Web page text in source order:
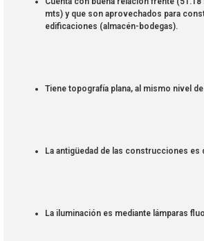
mts) y que son aprovechados para
edificaciones (almacén-bodegas).
Tiene topografía plana, al mismo nivel de
La antigüedad de las construcciones es
La iluminación es mediante lámparas